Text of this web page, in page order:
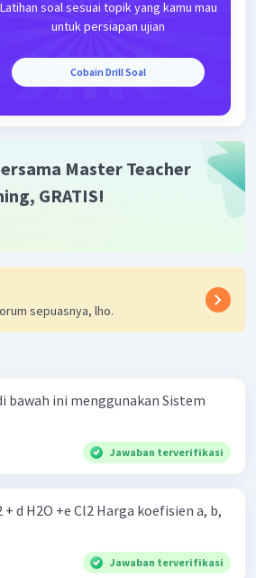
9,0. Semoga penjelasan ini
Latihan soal sesuai topik yang kamu mau
untuk persiapan ujian
Cobain Drill Soal
Master Teacher
GRATIS!
sepuasnya, lho.
bawah ini menggunakan Sistem
Jawaban terverifikasi
d H2O +e Cl2 Harga koefisien a, b,
Jawaban terverifikasi